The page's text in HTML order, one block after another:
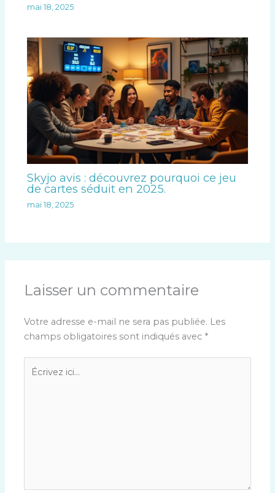
mai 18, 2025
Skyjo avis : découvrez pourquoi ce jeu
de cartes séduit en 2025.
mai 18, 2025
Laisser un commentaire
Votre adresse e-mail ne sera pas publiée. Les
champs obligatoires sont indiqués avec *
Écrivez
ici…